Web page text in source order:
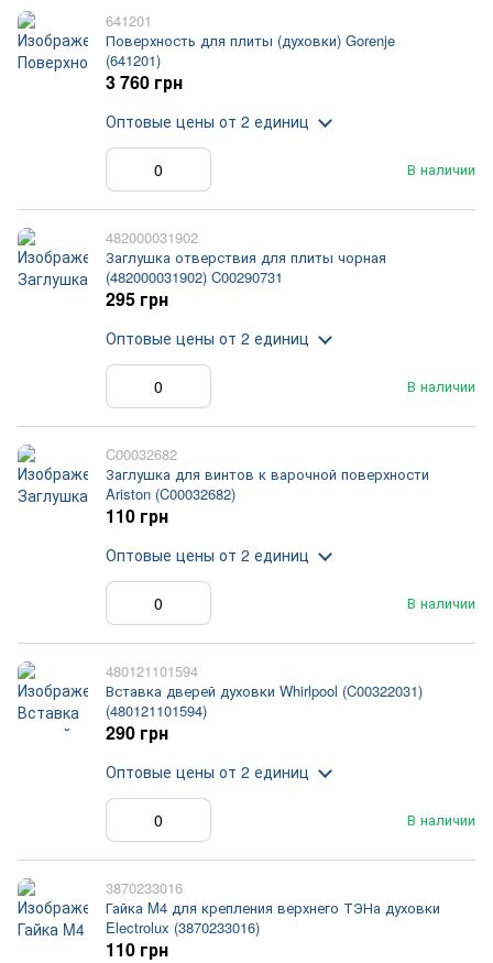
641201
Поверхность для плиты (духовки) Gorenje
(641201)
В наличии
3 760 грн
Оптовые цены от 2 единиц
482000031902
Заглушка отверствия для плиты чорная
(482000031902) C00290731
В наличии
295 грн
Оптовые цены от 2 единиц
C00032682
Заглушка для винтов к варочной поверхности
Ariston (C00032682)
В наличии
110 грн
Оптовые цены от 2 единиц
480121101594
Вставка дверей духовки Whirlpool (C00322031)
(480121101594)
В наличии
290 грн
Оптовые цены от 2 единиц
3870233016
Гайка M4 для крепления верхнего ТЭНа духовки
Electrolux (3870233016)
110 грн